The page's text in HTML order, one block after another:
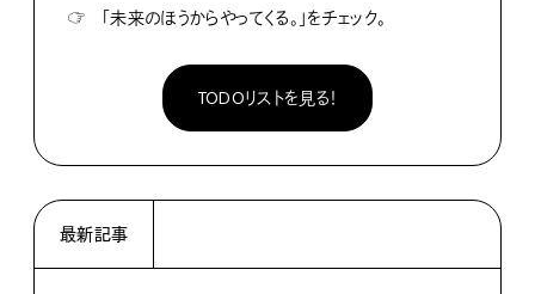
☞
「未来のほうからやってくる。」をチェック。
TODOリストを見る！
最新記事